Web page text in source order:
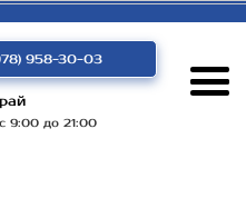
958-30-03
9:00 до 21:00